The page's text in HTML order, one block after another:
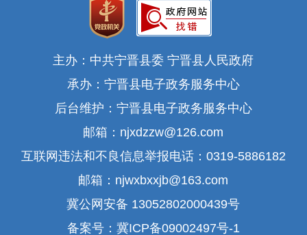
主办：中共宁晋县委 宁晋县人民政府
承办：宁晋县电子政务服务中心
后台维护：宁晋县电子政务服务中心
邮箱：njxdzzw@126.com
互联网违法和不良信息举报电话：0319-5886182
邮箱：njwxbxxjb@163.com
冀公网安备 13052802000439号
备案号：冀ICP备09002497号-1